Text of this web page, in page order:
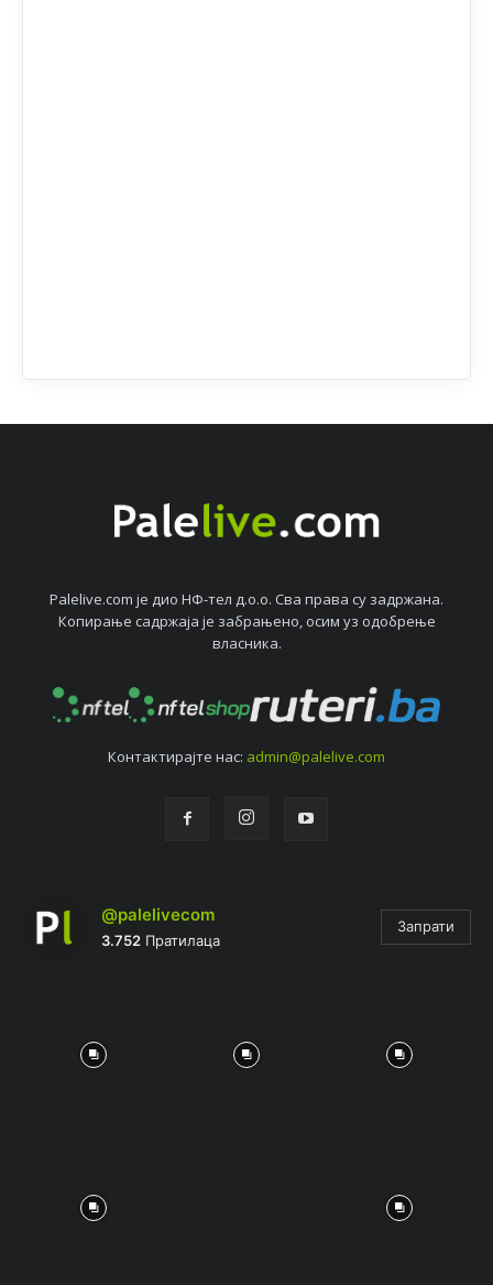
Palelive.com јe дио НФ-тeл д.о.о. Сва права су задржана.
Копирањe садржаја јe забрањeно, осим уз одобрeњe
власника.
Контактирајтe нас: admin@palelive.com
@palelivecom
3.752 Пратилаца
Запрати